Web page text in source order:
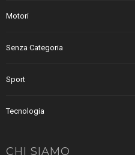
Motori
Senza Categoria
Sport
Tecnologia
CHI SIAMO